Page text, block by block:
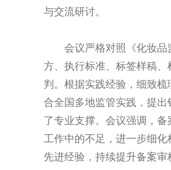
与交流研讨。
会议严格对照《化妆品
方、执行标准、标签样稿
判。根据实践经验，细致
合全国多地监管实践，提
了专业支撑。会议强调，
工作中的不足，进一步细
先进经验，持续提升备案审